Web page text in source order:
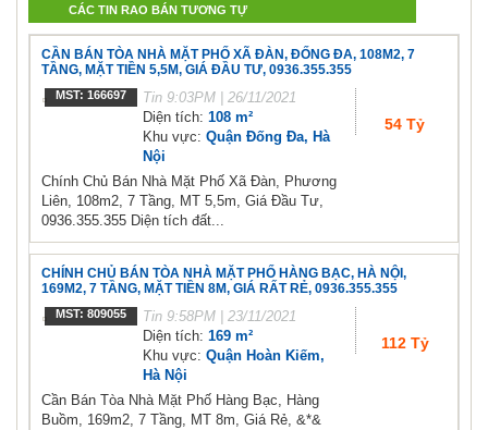
CÁC TIN RAO BÁN TƯƠNG TỰ
CẦN BÁN TÒA NHÀ MẶT PHỐ XÃ ĐÀN, ĐỐNG ĐA, 108M2, 7
TẦNG, MẶT TIỀN 5,5M, GIÁ ĐẦU TƯ, 0936.355.355
MST: 166697 Tin 9:03PM | 26/11/2021
Diện tích: 108 m²
Khu vực: Quận Đống Đa, Hà
Nội
54 Tỷ
Chính Chủ Bán Nhà Mặt Phố Xã Đàn, Phương
Liên, 108m2, 7 Tầng, MT 5,5m, Giá Đầu Tư,
0936.355.355 Diện tích đất...
CHÍNH CHỦ BÁN TÒA NHÀ MẶT PHỐ HÀNG BẠC, HÀ NỘI,
169M2, 7 TẦNG, MẶT TIỀN 8M, GIÁ RẤT RẺ, 0936.355.355
MST: 809055 Tin 9:58PM | 23/11/2021
Diện tích: 169 m²
Khu vực: Quận Hoàn Kiếm,
Hà Nội
112 Tỷ
Cần Bán Tòa Nhà Mặt Phố Hàng Bạc, Hàng
Buồm, 169m2, 7 Tầng, MT 8m, Giá Rẻ, &*&